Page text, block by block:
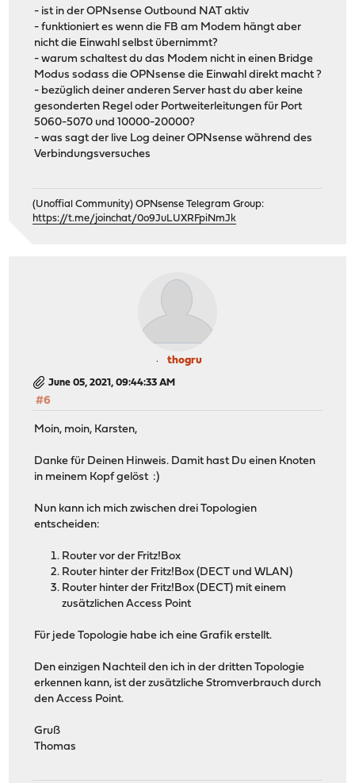
- ist in der OPNsense Outbound NAT aktiv
- funktioniert es wenn die FB am Modem hängt aber
nicht die Einwahl selbst übernimmt?
- warum schaltest du das Modem nicht in einen Bridge
Modus sodass die OPNsense die Einwahl direkt macht ?
- bezüglich deiner anderen Server hast du aber keine
gesonderten Regel oder Portweiterleitungen für Port
5060-5070 und 10000-20000?
- was sagt der live Log deiner OPNsense während des
Verbindungsversuches
(Unoffial Community) OPNsense Telegram Group:
https://t.me/joinchat/0o9JuLUXRFpiNmJk
thogru
June 05, 2021, 09:44:33 AM
#6
Moin, moin, Karsten,
Danke für Deinen Hinweis. Damit hast Du einen Knoten
in meinem Kopf gelöst :)
Nun kann ich mich zwischen drei Topologien
entscheiden:
Router vor der Fritz!Box
Router hinter der Fritz!Box (DECT und WLAN)
Router hinter der Fritz!Box (DECT) mit einem
zusätzlichen Access Point
Für jede Topologie habe ich eine Grafik erstellt.
Den einzigen Nachteil den ich in der dritten Topologie
erkennen kann, ist der zusätzliche Stromverbrauch durch
den Access Point.
Gruß
Thomas